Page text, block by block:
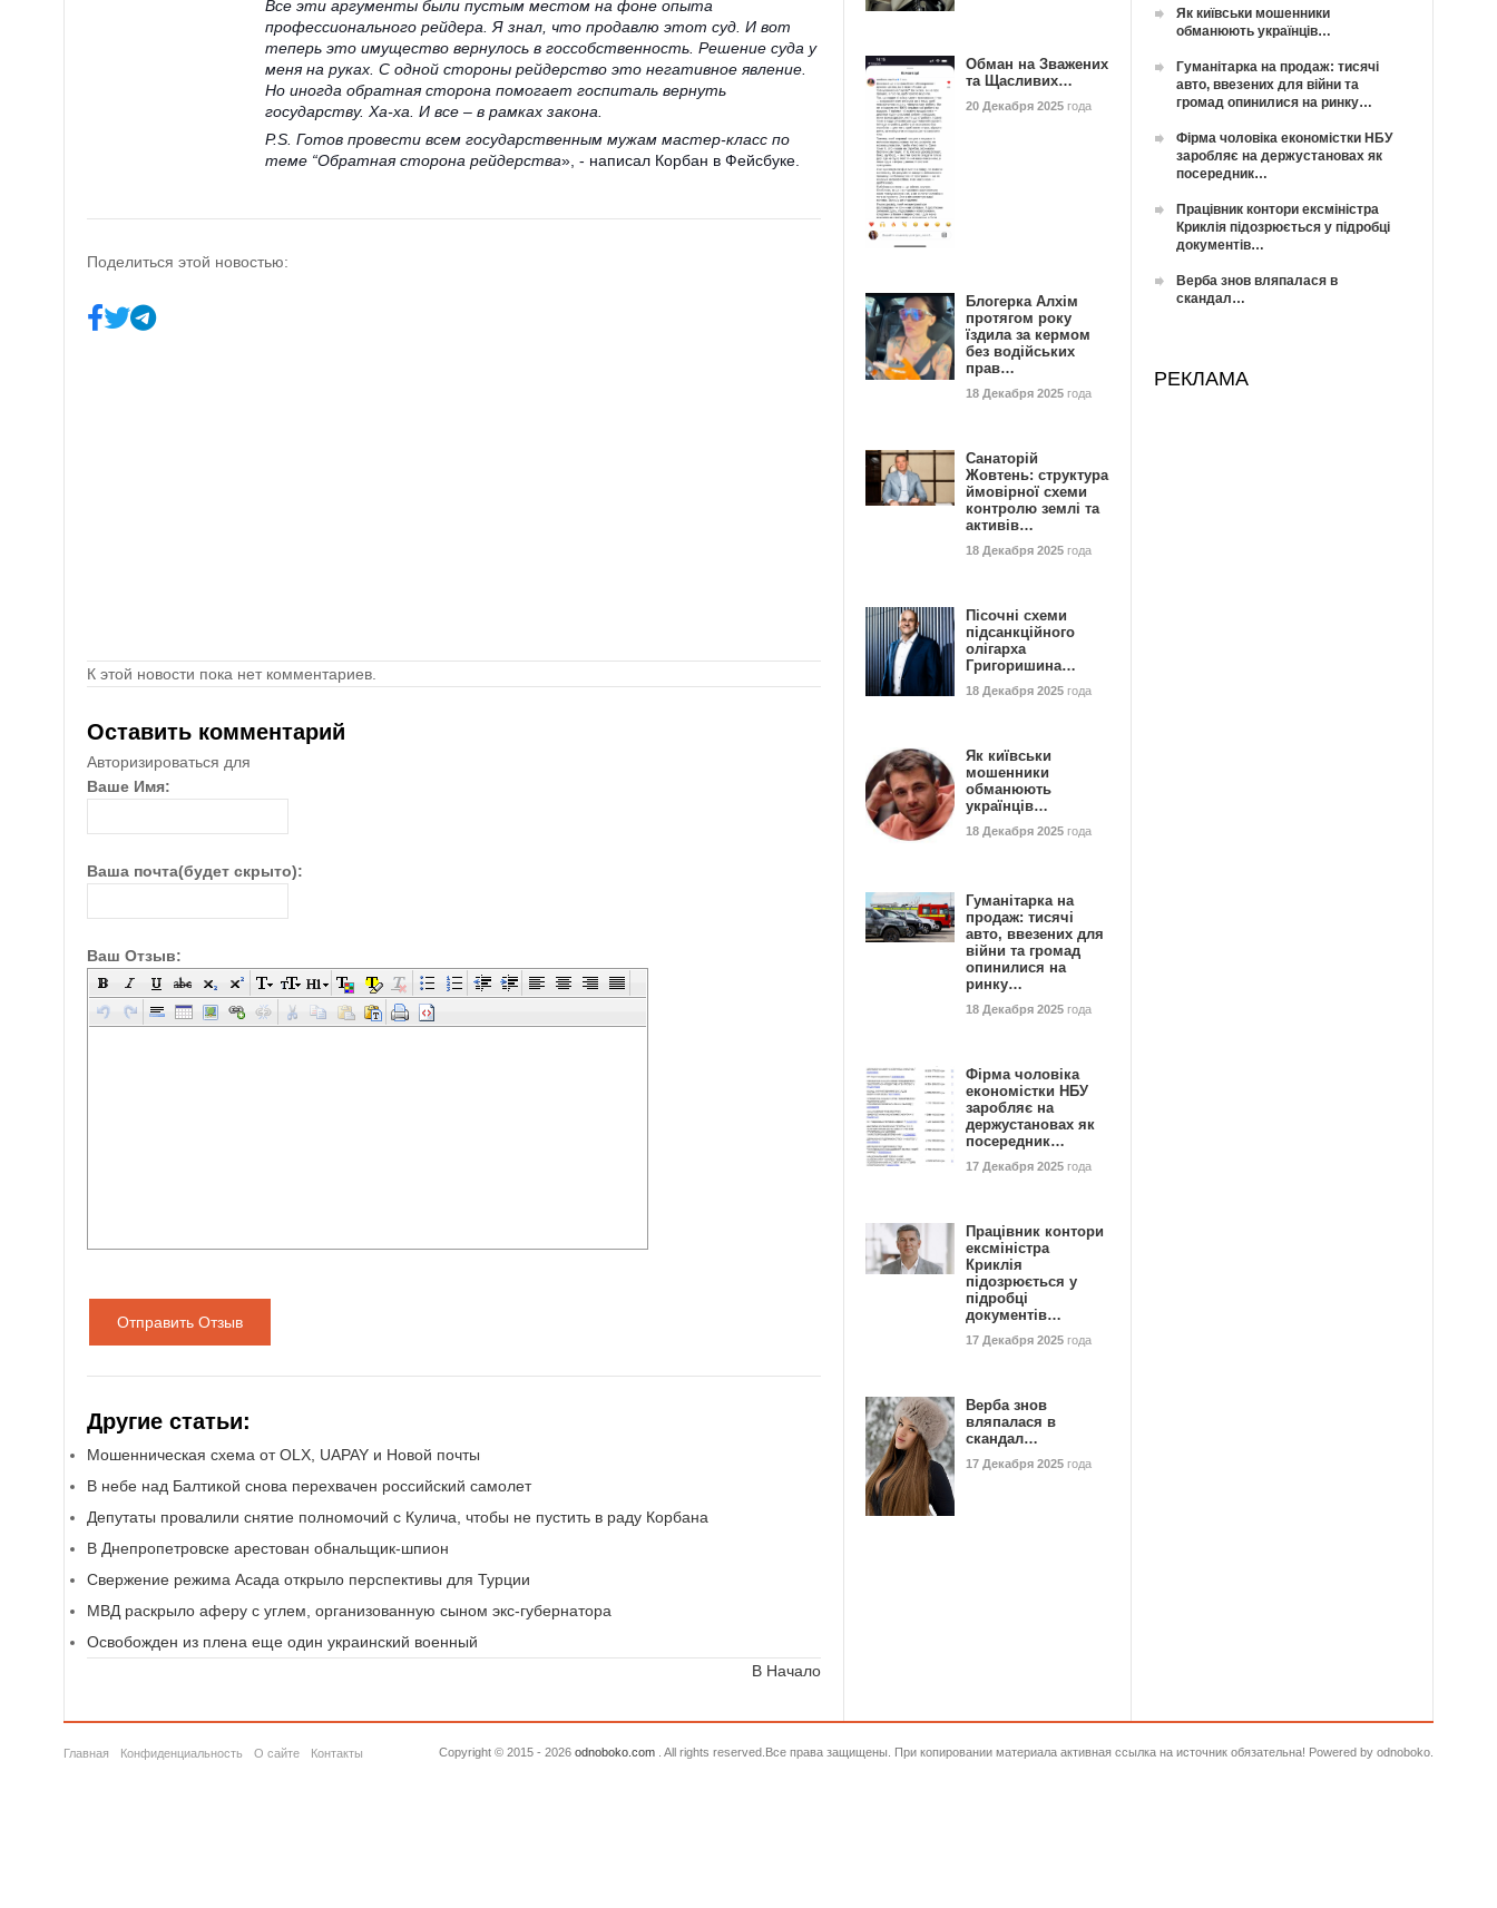
Все эти аргументы были пустым местом на фоне опыта
профессионального рейдера. Я знал, что продавлю этот суд. И вот
теперь это имущество вернулось в госсобственность. Решение суда у
меня на руках. С одной стороны рейдерство это негативное явление.
Но иногда обратная сторона помогает госпиталь вернуть
государству. Ха-ха. И все – в рамках закона.
P.S. Готов провести всем государственным мужам мастер-класс по
теме “Обратная сторона рейдерства», - написал Корбан в Фейсбуке.
Поделиться этой новостью:
К этой новости пока нет комментариев.
Оставить комментарий
Авторизироваться для
Ваше Имя:
Ваша почта(будет скрыто):
Ваш Отзыв:
Отправить Отзыв
Другие статьи:
Мошенническая схема от OLX, UAPAY и Новой почты
В небе над Балтикой снова перехвачен российский самолет
Депутаты провалили снятие полномочий с Кулича, чтобы не пустить в раду Корбана
В Днепропетровске арестован обнальщик-шпион
Свержение режима Асада открыло перспективы для Турции
МВД раскрыло аферу с углем, организованную сыном экс-губернатора
Освобожден из плена еще один украинский военный
В Начало
Обман на Зважених
та Щасливих…
20 Декабря 2025 года
Блогерка Алхім
протягом року
їздила за кермом
без водійських
прав…
18 Декабря 2025 года
Санаторій
Жовтень: структура
ймовірної схеми
контролю землі та
активів…
18 Декабря 2025 года
Пісочні схеми
підсанкційного
олігарха
Григоришина…
18 Декабря 2025 года
Як київськи
мошенники
обманюють
українців…
18 Декабря 2025 года
Гуманітарка на
продаж: тисячі
авто, ввезених для
війни та громад
опинилися на
ринку…
18 Декабря 2025 года
Фірма чоловіка
економістки НБУ
заробляє на
держустановах як
посередник…
17 Декабря 2025 года
Працівник контори
ексміністра
Криклія
підозрюється у
підробці
документів…
17 Декабря 2025 года
Верба знов
вляпалася в
скандал…
17 Декабря 2025 года
Як київськи мошенники
обманюють українців…
Гуманітарка на продаж: тисячі
авто, ввезених для війни та
громад опинилися на ринку…
Фірма чоловіка економістки НБУ
заробляє на держустановах як
посередник…
Працівник контори ексміністра
Криклія підозрюється у підробці
документів…
Верба знов вляпалася в
скандал…
РЕКЛАМА
Главная Конфиденциальность О сайте Контакты Copyright © 2015 - 2026 odnoboko.com . All rights reserved.Все права защищены. При копировании материала активная ссылка на источник обязательна! Powered by odnoboko.